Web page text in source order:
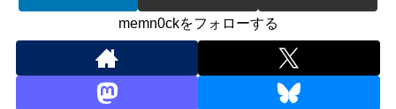
memn0ckをフォローする